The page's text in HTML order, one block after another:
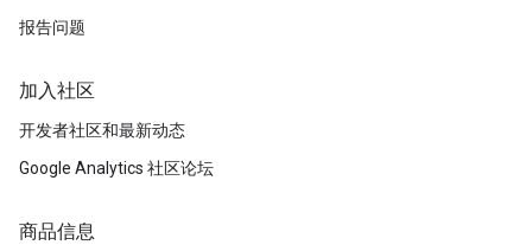
报告问题
加入社区
开发者社区和最新动态
Google Analytics 社区论坛
商品信息